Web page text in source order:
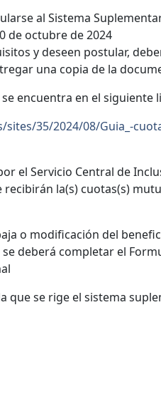
al Sistema
de octubre de 2024
y deseen postular,
una copia de la
encuentra en el siguiente
35/2024/08/Guia_-
el Servicio Central de
la(s) cuotas(s)
o modificación del
se deberá completar el
que se rige el sistema